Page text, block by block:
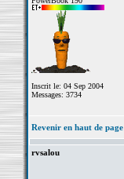
Inscrit le: 04 Sep 2004
Messages: 3734
Revenir en haut de page
rvsalou